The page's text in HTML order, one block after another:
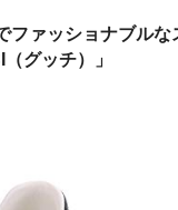
ファッショナブルな
グッチ）」